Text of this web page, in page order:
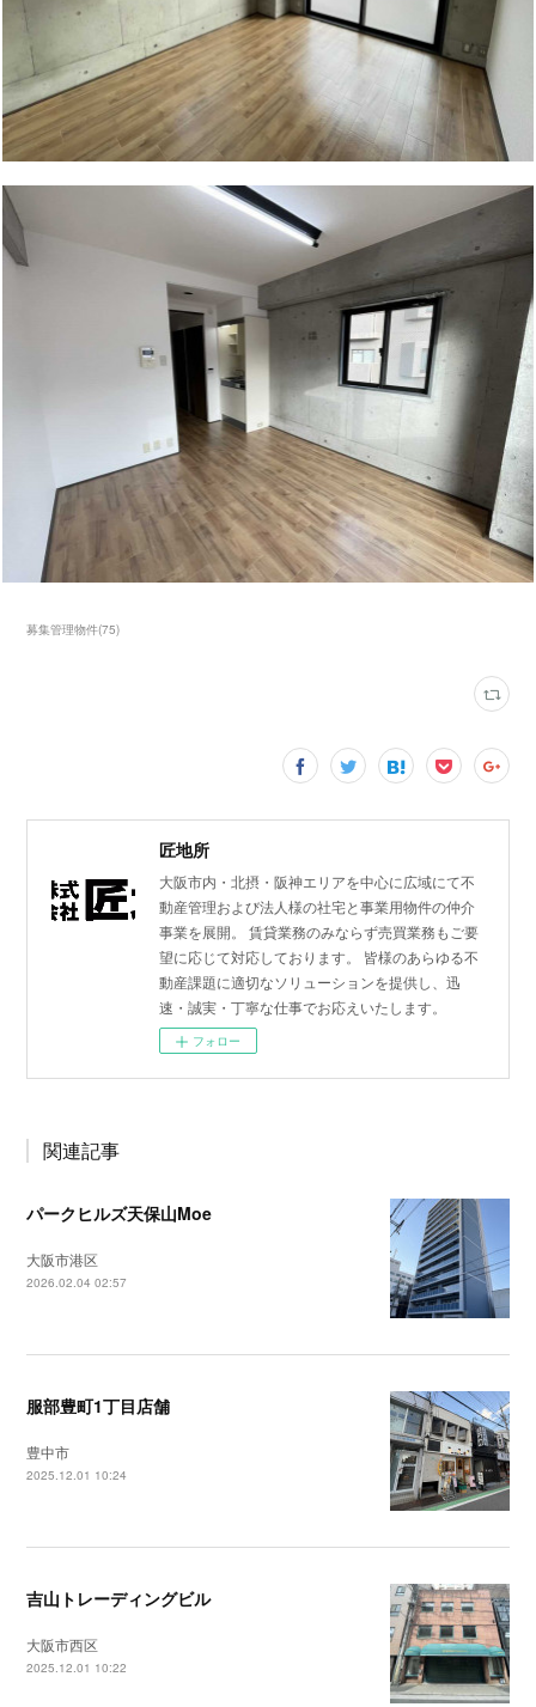
募集管理物件(75)
匠地所
大阪市内・北摂・阪神エリアを中心に広域にて不
動産管理および法人様の社宅と事業用物件の仲介
事業を展開。 賃貸業務のみならず売買業務もご要
望に応じて対応しております。 皆様のあらゆる不
動産課題に適切なソリューションを提供し、迅
速・誠実・丁寧な仕事でお応えいたします。
フォロー
関連記事
パークヒルズ天保山Moe
大阪市港区
2026.02.04 02:57
服部豊町1丁目店舗
豊中市
2025.12.01 10:24
吉山トレーディングビル
大阪市西区
2025.12.01 10:22